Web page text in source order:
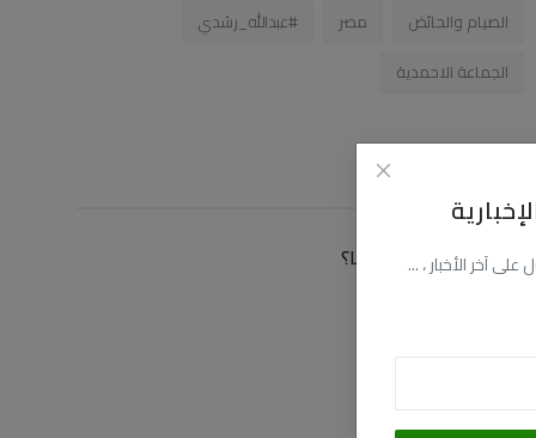
آخر الأخبار ، ...
الصيام والحائض
مصر
#عبدالله_رشدي
الجماعة الاحمدية
كيف توصلت الى موقعنا؟
عن طريق صديق لى